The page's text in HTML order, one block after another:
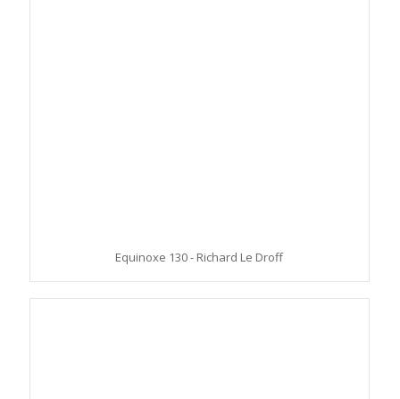
Equinoxe 130 - Richard Le Droff